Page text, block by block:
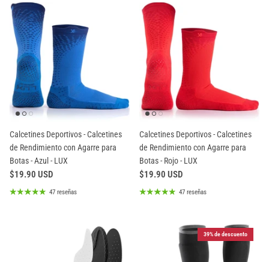
Calcetines Deportivos - Calcetines
de Rendimiento con Agarre para
Botas - Azul - LUX
$19.90 USD
47 reseñas
Calcetines Deportivos - Calcetines
de Rendimiento con Agarre para
Botas - Rojo - LUX
$19.90 USD
47 reseñas
39% de descuento